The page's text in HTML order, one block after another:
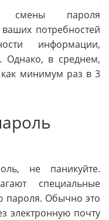
смены пароля
потребностей
информации,
Однако, в среднем,
как минимум раз в 3
не паникуйте.
специальные
пароля. Обычно это
электронную почту